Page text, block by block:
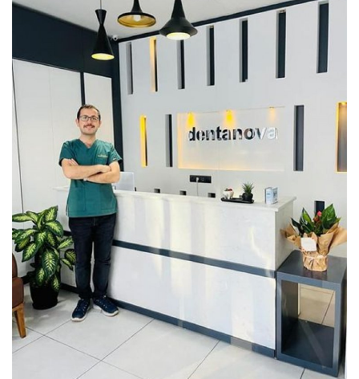
Ekonomi
Spor
SAĞLIK
EĞİTİM
Resmiilan
Gaziantep..